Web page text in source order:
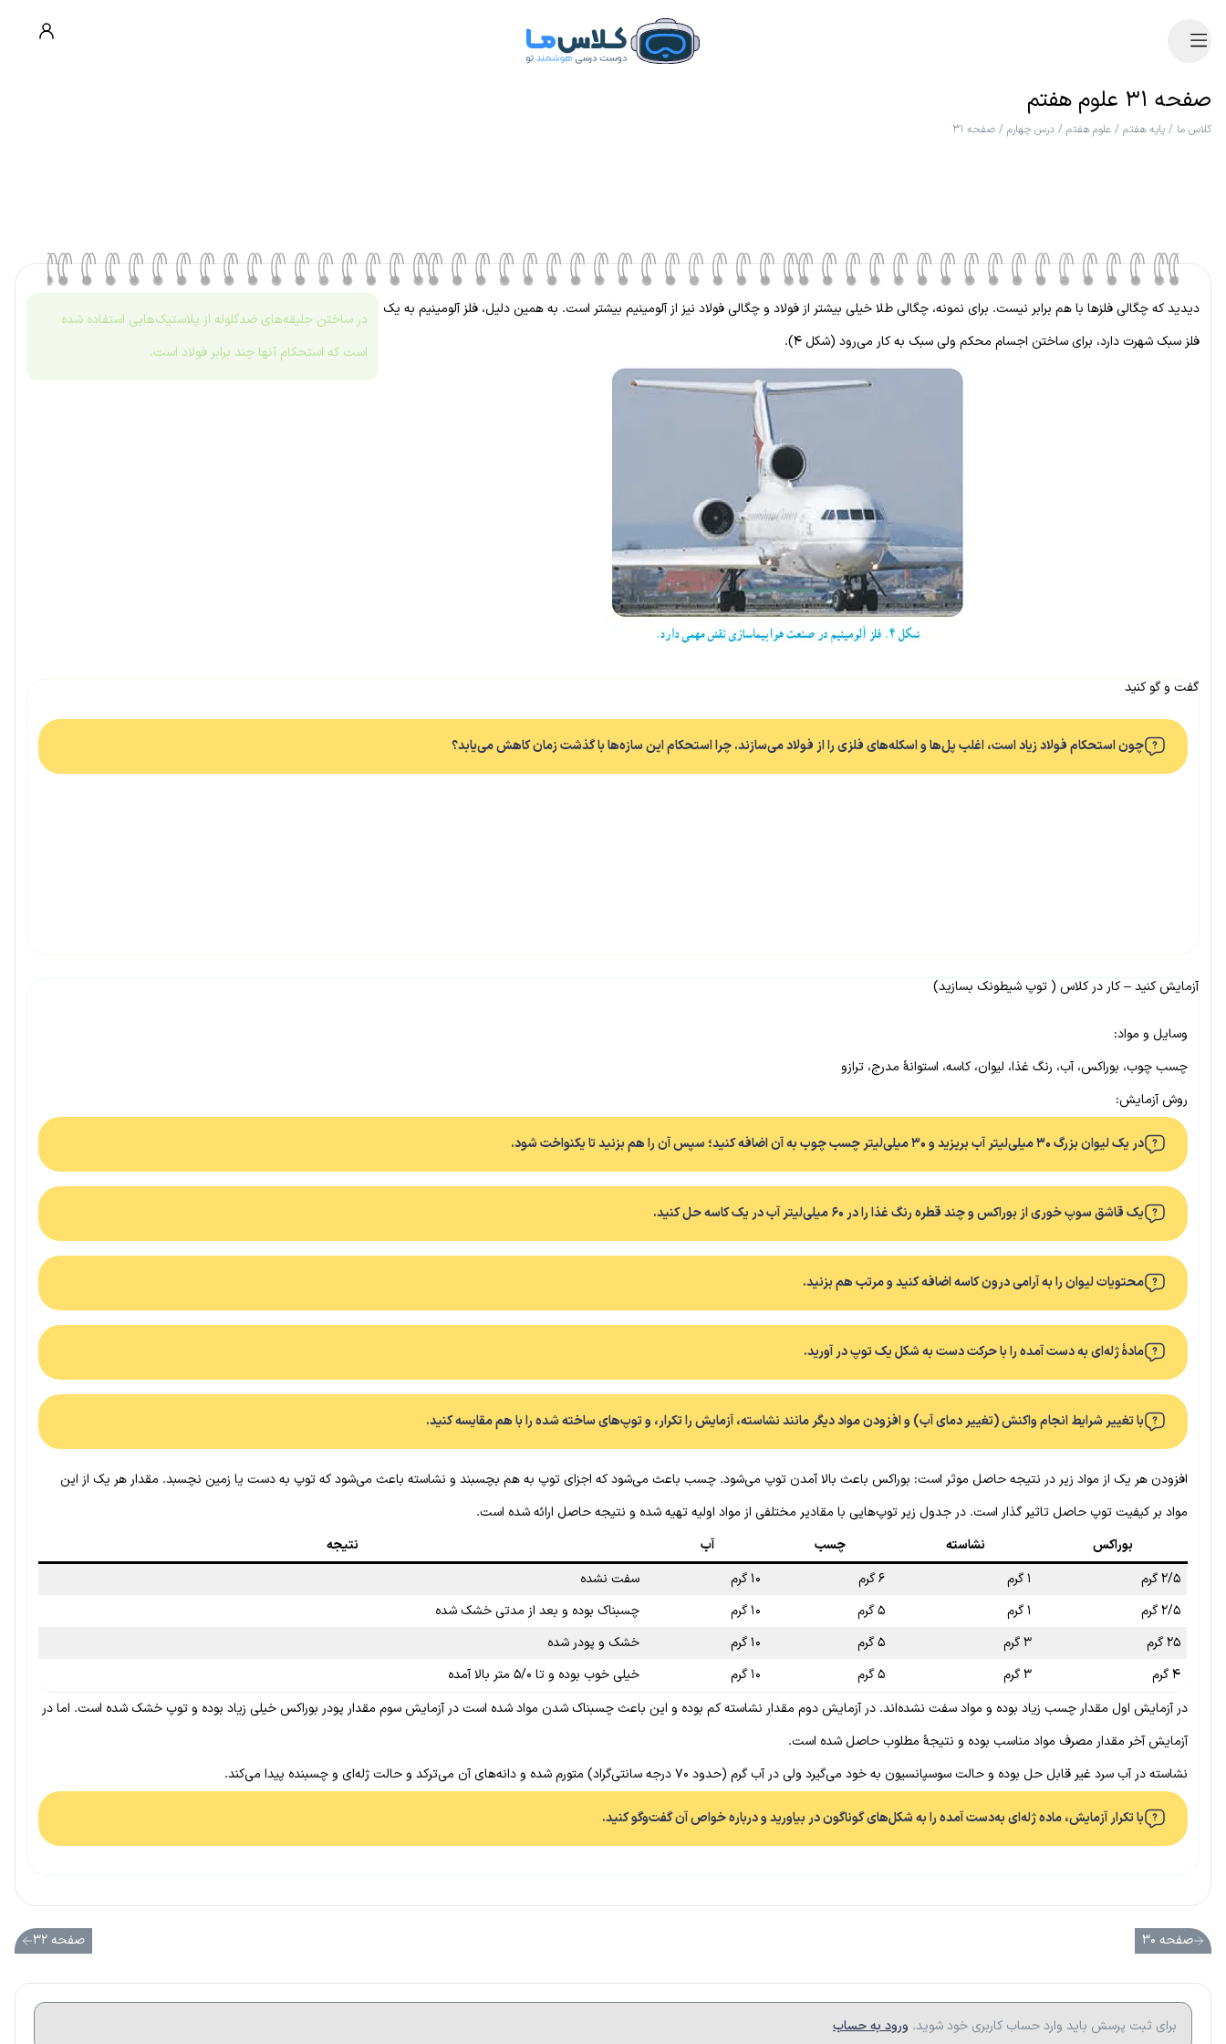
صفحه ۳۱ علوم هفتم
کلاس ما / پایه هفتم / علوم هفتم / درس چهارم / صفحه ۳۱
دیدید که چگالی فلزها با هم برابر نیست. برای نمونه، چگالی طلا خیلی بیشتر از فولاد و چگالی فولاد نیز از آلومینیم بیشتر است. به همین دلیل، فلز آلومینیم به یک
فلز سبک شهرت دارد، برای ساختن اجسام محکم ولی سبک به کار می‌رود (شکل ۴).
در ساختن جلیقه‌های ضدگلوله از پلاستیک‌هایی استفاده شده
است که استحکام آنها چند برابر فولاد است.
گفت و گو کنید
چون استحکام فولاد زیاد است، اغلب پل‌ها و اسکله‌های فلزی را از فولاد می‌سازند. چرا استحکام این سازه‌ها با گذشت زمان کاهش می‌یابد؟
آزمایش کنید – کار در کلاس ( توپ شیطونک بسازید)
وسایل و مواد:
چسب چوب، بوراکس، آب، رنگ غذا، لیوان، کاسه، استوانۀ مدرج، ترازو
روش آزمایش:
در یک لیوان بزرگ ۳۰ میلی‌لیتر آب بریزید و ۳۰ میلی‌لیتر چسب چوب به آن اضافه کنید؛ سپس آن را هم بزنید تا یکنواخت شود.
یک قاشق سوپ خوری از بوراکس و چند قطره رنگ غذا را در ۶۰ میلی‌لیتر آب در یک کاسه حل کنید.
محتویات لیوان را به آرامی درون کاسه اضافه کنید و مرتب هم بزنید.
مادۀ ژله‌ای به دست آمده را با حرکت دست به شکل یک توپ در آورید.
با تغییر شرایط انجام واکنش (تغییر دمای آب) و افزودن مواد دیگر مانند نشاسته، آزمایش را تکرار، و توپ‌های ساخته شده را با هم مقایسه کنید.
افزودن هر یک از مواد زیر در نتیجه حاصل موثر است: بوراکس باعث بالا آمدن توپ می‌شود. چسب باعث می‌شود که اجزای توپ به هم بچسبند و نشاسته باعث می‌شود که توپ به دست یا زمین نچسبد. مقدار هر یک از این
مواد بر کیفیت توپ حاصل تاثیر گذار است. در جدول زیر توپ‌هایی با مقادیر مختلفی از مواد اولیه تهیه شده و نتیجه حاصل ارائه شده است.
بوراکس
نشاسته چسب آب
نتیجه
۲/۵ گرم
۱ گرم ۶ گرم ۱۰ گرم
سفت نشده
۲/۵ گرم
۱ گرم ۵ گرم ۱۰ گرم
چسبناک بوده و بعد از مدتی خشک شده
۲۵ گرم
۳ گرم ۵ گرم ۱۰ گرم
خشک و پودر شده
۴ گرم
۳ گرم ۵ گرم ۱۰ گرم
خیلی خوب بوده و تا ۵/۰ متر بالا آمده
در آزمایش اول مقدار چسب زیاد بوده و مواد سفت نشده‌اند. در آزمایش دوم مقدار نشاسته کم بوده و این باعث چسبناک شدن مواد شده است در آزمایش سوم مقدار پودر بوراکس خیلی زیاد بوده و توپ خشک شده است. اما در
آزمایش آخر مقدار مصرف مواد مناسب بوده و نتیجهٔ مطلوب حاصل شده است.
نشاسته در آب سرد غیر قابل حل بوده و حالت سوسپانسیون به خود می‌گیرد ولی در آب گرم (حدود ۷۰ درجه سانتی‌گراد) متورم شده و دانه‌های آن می‌ترکد و حالت ژله‌ای و چسبنده پیدا می‌کند.
با تکرار آزمایش، ماده ژله‌ای به‌دست آمده را به شکل‌های گوناگون در بیاورید و درباره خواص آن گفت‌وگو کنید.
صفحه ۳۰ صفحه ۳۲
برای ثبت پرسش باید وارد حساب کاربری خود شوید. ورود به حساب